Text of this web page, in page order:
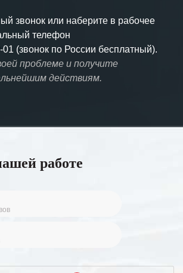
звонок или наберите в рабочее
телефон
(звонок по России бесплатный).
проблеме и получите
действиям.
работе